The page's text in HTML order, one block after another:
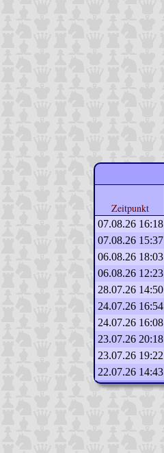
Zeitpunkt
07.08.26 16:18
07.08.26 15:37
06.08.26 18:03
06.08.26 12:23
28.07.26 14:50
24.07.26 16:54
24.07.26 16:08
23.07.26 20:18
23.07.26 19:22
22.07.26 14:43